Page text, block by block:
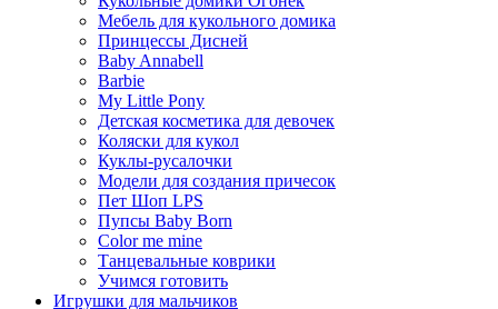
Мебель для кукольного домика
Принцессы Дисней
Baby Annabell
Barbie
My Little Pony
Детская косметика для девочек
Коляски для кукол
Куклы-русалочки
Модели для создания причесок
Пет Шоп LPS
Пупсы Baby Born
Сolor me mine
Танцевальные коврики
Учимся готовить
Игрушки для мальчиков